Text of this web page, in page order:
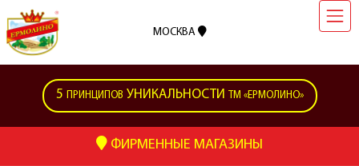
МОСКВА
5 ПРИНЦИПОВ УНИКАЛЬНОСТИ ТМ «ЕРМОЛИНО»
ФИРМЕННЫЕ МАГАЗИНЫ